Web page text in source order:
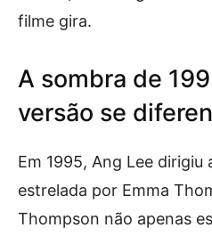
filme gira.
A sombra de
versão se
Em 1995, Ang Lee dirigiu
estrelada por Emma
Thompson não apenas